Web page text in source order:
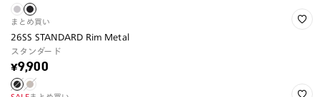
まとめ買い
26SS STANDARD Rim Metal
スタンダード
¥9,900